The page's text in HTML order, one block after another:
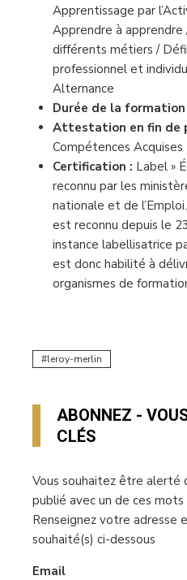
Apprentissage par
Apprendre à
différents métiers /
professionnel et
Alternance
Durée de la formation
Attestation en fin de
Compétences Acquises
Certification : Label »
reconnu par les
nationale et de
est reconnu depuis le
instance labellisatrice
est donc habilité à
organismes de
leroy-merlin
ABONNEZ -
CLÉS
Vous souhaitez être alerté
publié avec un de ces mots
Renseignez votre adresse
souhaité(s) ci-dessous
Email